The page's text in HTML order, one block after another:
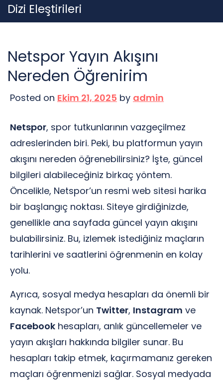
Skip
to
Dizi Eleştirileri
Netspor Yayın Akışını
Nereden Öğrenirim
Posted on Ekim 21, 2025 by admin
Netspor, spor tutkunlarının vazgeçilmez
adreslerinden biri. Peki, bu platformun yayın
akışını nereden öğrenebilirsiniz? İşte, güncel
bilgileri alabileceğiniz birkaç yöntem.
Öncelikle, Netspor’un resmi web sitesi harika
bir başlangıç noktası. Siteye girdiğinizde,
genellikle ana sayfada güncel yayın akışını
bulabilirsiniz. Bu, izlemek istediğiniz maçların
tarihlerini ve saatlerini öğrenmenin en kolay
yolu.
Ayrıca, sosyal medya hesapları da önemli bir
kaynak. Netspor’un Twitter, Instagram ve
Facebook hesapları, anlık güncellemeler ve
yayın akışları hakkında bilgiler sunar. Bu
hesapları takip etmek, kaçırmamanız gereken
maçları öğrenmenizi sağlar. Sosyal medyada